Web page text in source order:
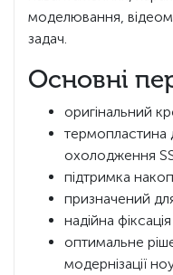
моделювання,
задач.
Основні
оригінальний
термопластина
охолодження
підтримка
призначений
надійна
оптимальне
модернізації